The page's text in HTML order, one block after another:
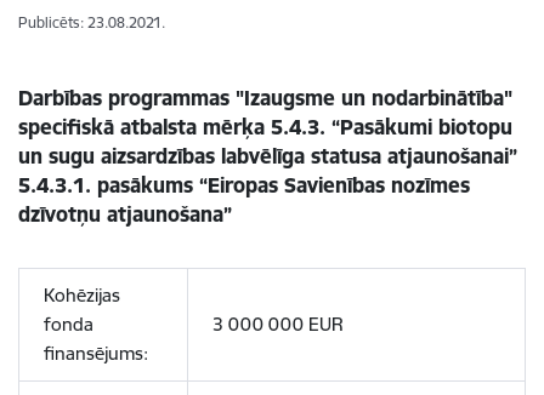
Publicēts: 23.08.2021.
Darbības programmas "Izaugsme un nodarbinātība"
specifiskā atbalsta mērķa 5.4.3. “Pasākumi biotopu
un sugu aizsardzības labvēlīga statusa atjaunošanai”
5.4.3.1. pasākums “Eiropas Savienības nozīmes
dzīvotņu atjaunošana”
Kohēzijas
fonda
finansējums:
3 000 000 EUR